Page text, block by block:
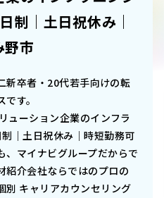
制｜土日祝休み｜
野市
新卒者・20代若手向けの転
す。
ューション企業のインフラ
｜土日祝休み｜時短勤務可
、マイナビグループだからで
紹介会社ならではのプロの
別 キャリアカウンセリング